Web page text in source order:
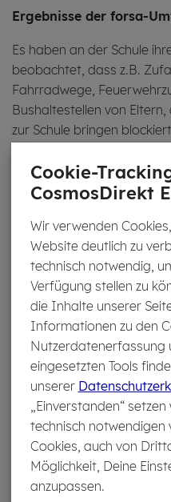
Cookie-
CosmosDirekt
Wir verwenden
Website deutlich zu
technisch notwendig,
Verfügung stellen zu
die Inhalte unserer
Informationen zu den
Nutzerdatenerfassung
eingesetzten Tools
unserer
„Einverstanden“
technisch notwendigen
Cookies, auch von
Möglichkeit, Deine
anzupassen.
Er­geb­nis­se der forsa-
Es haben an der Schule
beobachtet, dass z.B.
Fahrradwege,
Bushaltestellen von
zur Schule bringen
Gesamt
ja häufig 41 %
ja, ab und
zu
23 %
nein 34 %